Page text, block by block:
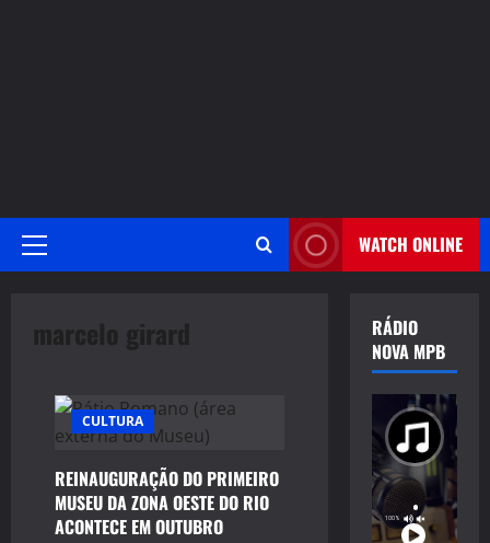
Primary
WATCH ONLINE
marcelo girard
CULTURA
REINAUGURAÇÃO DO PRIMEIRO
MUSEU DA ZONA OESTE DO RIO
ACONTECE EM OUTUBRO
RÁDIO
NOVA MPB